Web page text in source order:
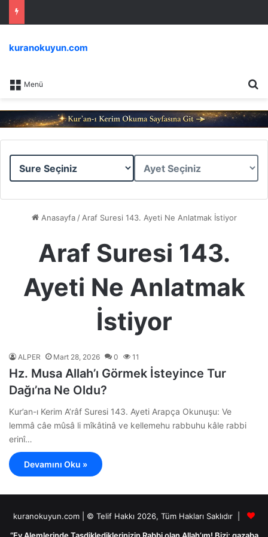
Menü
kuranokuyun.com
Sure
Ayet
Anasayfa / Araf Suresi 143. Ayeti Ne Anlatmak İstiyor
Araf Suresi 143.
Ayeti Ne Anlatmak
İstiyor
ALPER Mart 28, 2026 0 11
Hz. Musa Allah’ı Görmek İsteyince Tur
Dağı’na Ne Oldu?
Kur’an-ı Kerim A’râf Suresi 143. Ayeti Arapça Okunuşu: Ve
lemmâ câe mûsâ li mîkâtinâ ve kellemehu rabbuhu kâle rabbi
erinî…
Devamını Oku »
kuranokuyun.com | © Telif Hakkı 2026, Tüm Hakları Saklıdır |